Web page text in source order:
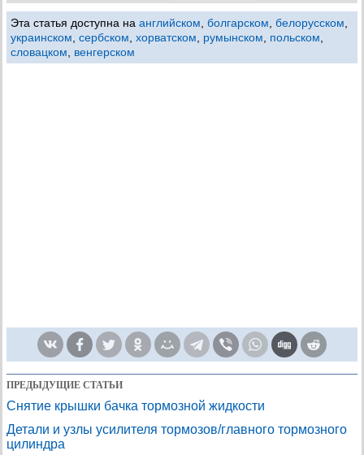
Эта статья доступна на английском болгарском белорусском
украинском сербском хорватском румынском польском
словацком
венгерском
ПРЕДЫДУЩИЕ СТАТЬИ
Снятие крышки бачка тормозной жидкости
Детали и узлы усилителя тормозов/главного тормозного
цилиндра